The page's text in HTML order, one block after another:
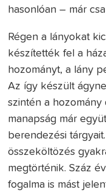
hasonlóan – már
Régen a lányokat
készítették fel a
hozományt, a lány
Az így készült
szintén a
manapság már
berendezési
összeköltözés
megtörténik. Száz
fogalma is mást